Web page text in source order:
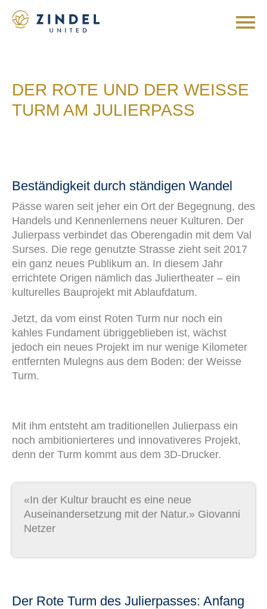
DER ROTE UND DER WEISSE
TURM AM JULIERPASS
Beständigkeit durch ständigen Wandel
Pässe waren seit jeher ein Ort der Begegnung, des
Handels und Kennenlernens neuer Kulturen. Der
Julierpass verbindet das Oberengadin mit dem Val
Surses. Die rege genutzte Strasse zieht seit 2017
ein ganz neues Publikum an. In diesem Jahr
errichtete Origen nämlich das Juliertheater – ein
kulturelles Bauprojekt mit Ablaufdatum.
Jetzt, da vom einst Roten Turm nur noch ein
kahles Fundament übriggeblieben ist, wächst
jedoch ein neues Projekt im nur wenige Kilometer
entfernten Mulegns aus dem Boden: der Weisse
Turm.
Mit ihm entsteht am traditionellen Julierpass ein
noch ambitionierteres und innovativeres Projekt,
denn der Turm kommt aus dem 3D-Drucker.
«In der Kultur braucht es eine neue
Auseinandersetzung mit der Natur.» Giovanni
Netzer
Der Rote Turm des Julierpasses: Anfang